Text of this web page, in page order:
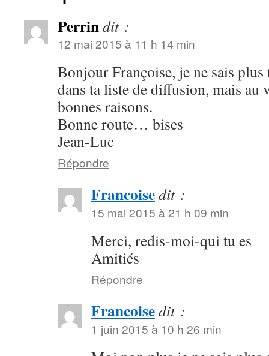
Perrindit :
12 mai 2015 à 11 h 14 min
Bonjour Françoise, je ne sais
dans ta liste de diffusion, mais au
bonnes raisons.
Bonne route… bises
Jean-Luc
Répondre
Francoisedit :
15 mai 2015 à 21 h 09 min
Merci, redis-moi-qui tu es
Amitiés
Répondre
Francoisedit :
1 juin 2015 à 10 h 26 min